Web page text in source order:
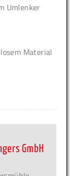
Umlenker
Material
GmbH